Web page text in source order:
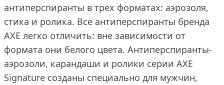
антиперспиранты в трех форматах: аэрозоля,
стика и ролика. Все антиперспиранты бренда
AXE легко отличить: вне зависимости от
формата они белого цвета. Антиперспиранты-
аэрозоли, карандаши и ролики серии AXE
Signature созданы специально для мужчин,